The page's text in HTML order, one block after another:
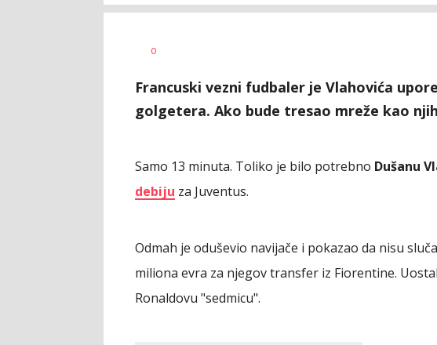
AUTOR
0
Francuski vezni fudbaler je Vlahovića
golgetera. Ako bude tresao mreže kao
Samo 13 minuta. Toliko je bilo potrebno Dušanu
debiju za Juventus.
Odmah je oduševio navijače i pokazao da nisu
miliona evra za njegov transfer iz Fiorentine.
Ronaldovu "sedmicu".